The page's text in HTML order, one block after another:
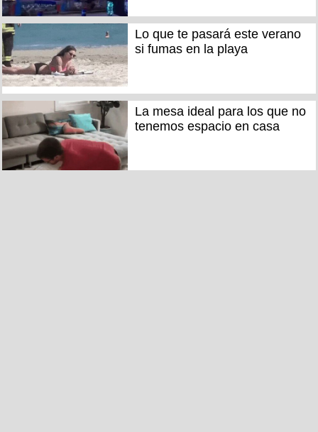
Lo que te pasará este verano
si fumas en la playa
La mesa ideal para los que no
tenemos espacio en casa